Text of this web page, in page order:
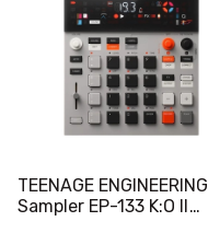
TEENAGE ENGINEERING
Sampler EP-133 K:O II